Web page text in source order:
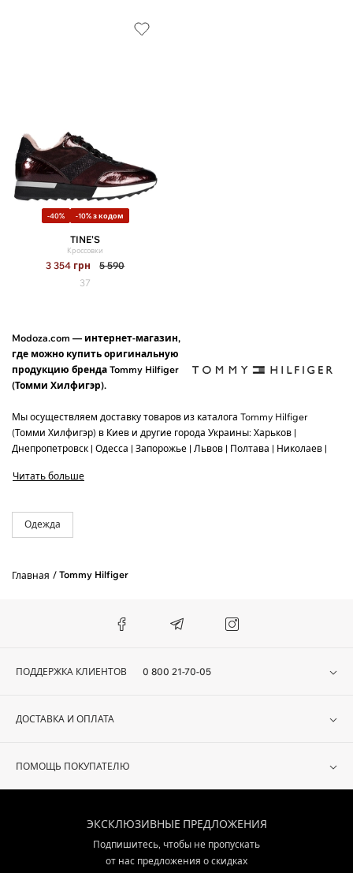
-40% -10% з кодом
TINE'S
Кроссовки
3 354 грн
5 590
37
Modoza.com — интернет-магазин,
где можно купить оригинальную
продукцию бренда Tommy Hilfiger
(Томми Хилфигэр).
Мы осуществляем доставку товаров из каталога Tommy Hilfiger
(Томми Хилфигэр) в Киев и другие города Украины: Харьков |
Днепропетровск | Одесса | Запорожье | Львов | Полтава | Николаев |
Читать больше
Одежда
Главная Tommy Hilfiger
ПОДДЕРЖКА КЛИЕНТОВ 0 800 21-70-05
ДОСТАВКА И ОПЛАТА
ПОМОЩЬ ПОКУПАТЕЛЮ
ЭКСКЛЮЗИВНЫЕ ПРЕДЛОЖЕНИЯ
Подпишитесь, чтобы не пропускать
от нас предложения о скидках